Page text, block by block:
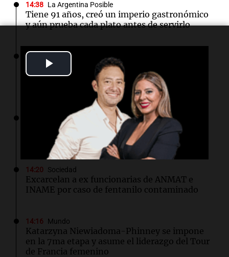
Video
14:38 La Argentina Posible
Tiene 91 años, creó un imperio gastronómico
y aún prueba cada plato antes de servirlo
14:35 Mundo
Acuerdo de defensa entre Arabia Saudí,
Turquía y Pakistán fortalece la cooperación
Sociedad
"Dos dedos de frente": el insólito origen de
una expresión popular
14:20 Sociedad
Excarcelan a ex funcionarias de ANMAT e
INAME por caso de fentanilo contaminado
14:16 Mundo
Katarzyna Niewiadoma-Phinney se impone
en la 7ma etapa y asume el liderazgo del Tour
de Francia femenino